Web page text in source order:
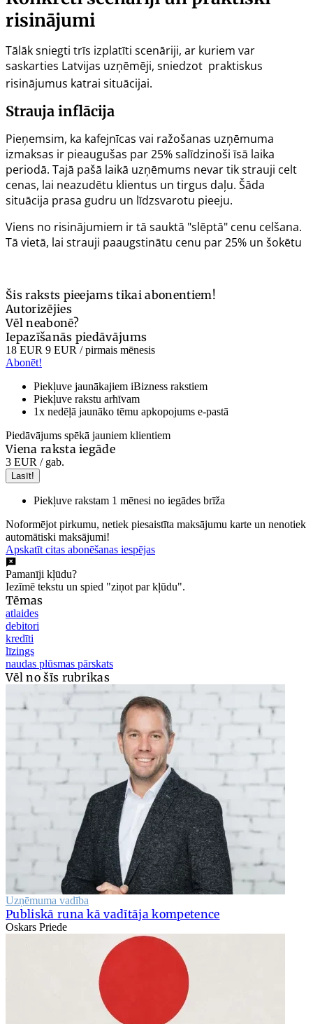
risinājumi
Tālāk sniegti trīs izplatīti scenāriji, ar kuriem var
saskarties Latvijas uzņēmēji, sniedzot praktiskus
risinājumus katrai situācijai.
Strauja inflācija
Pieņemsim, ka kafejnīcas vai ražošanas uzņēmuma
izmaksas ir pieaugušas par 25% salīdzinoši īsā laika
periodā. Tajā pašā laikā uzņēmums nevar tik strauji celt
cenas, lai neazudētu klientus un tirgus daļu. Šāda
situācija prasa gudru un līdzsvarotu pieeju.
Viens no risinājumiem ir tā sauktā "slēptā" cenu celšana.
Tā vietā, lai strauji paaugstinātu cenu par 25% un šokētu
Šis raksts pieejams tikai abonentiem!
Autorizējies
Vēl neabonē?
Iepazīšanās piedāvājums
18 EUR 9 EUR / pirmais mēnesis
Abonēt!
Piekļuve jaunākajiem iBizness rakstiem
Piekļuve rakstu arhīvam
1x nedēļā jaunāko tēmu apkopojums e-pastā
Piedāvājums spēkā jauniem klientiem
Viena raksta iegāde
3 EUR / gab.
Lasīt!
Piekļuve rakstam 1 mēnesi no iegādes brīža
Noformējot pirkumu, netiek piesaistīta maksājumu karte un nenotiek
automātiski maksājumi!
Apskatīt citas abonēšanas iespējas
Pamanīji kļūdu?
Iezīmē tekstu un spied "ziņot par kļūdu".
Tēmas
atlaides
debitori
kredīti
līzings
naudas plūsmas pārskats
Vēl no šīs rubrikas
Uzņēmuma vadība
Publiskā runa kā vadītāja kompetence
Oskars Priede